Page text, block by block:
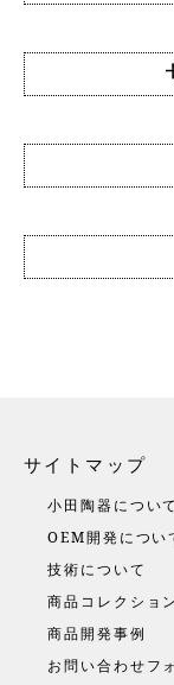
サイトマップ
小田陶器について
OEM開発につい
技術について
商品コレクション
商品開発事例
お問い合わせフ